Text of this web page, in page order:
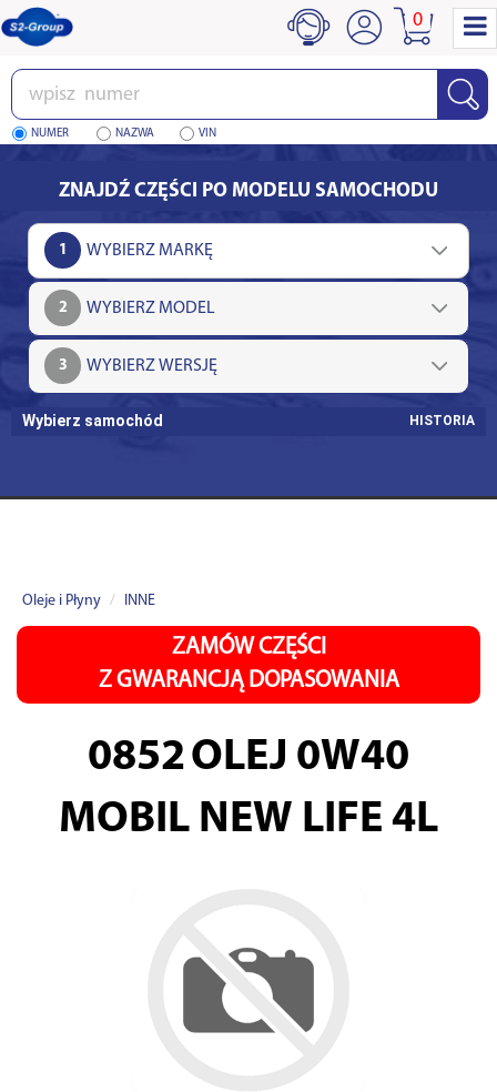
Wpisz
numer
NUMER NAZWA VIN
0
ZNAJDŹ CZĘŚCI PO MODELU SAMOCHODU
1
2
3
Wybierz samochód HISTORIA
Oleje i Płyny INNE
ZAMÓW CZĘŚCI
Z GWARANCJĄ DOPASOWANIA
0852OLEJ 0W40
MOBIL NEW LIFE 4L